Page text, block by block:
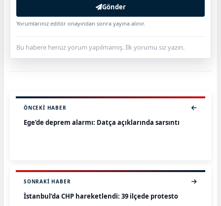
Gönder
Yorumlarınız editör onayından sonra yayına alınır.
Bu habere henüz yorum yapılmamış. İlk yorumu siz yazın.
ÖNCEKI HABER
Ege’de deprem alarmı: Datça açıklarında sarsıntı
SONRAKI HABER
İstanbul’da CHP hareketlendi: 39 ilçede protesto